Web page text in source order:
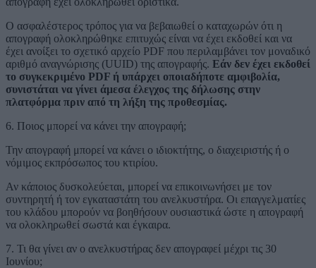
Ο ασφαλέστερος τρόπος για να βεβαιωθεί ο καταχωρών ότι η
απογραφή ολοκληρώθηκε επιτυχώς είναι να έχει εκδοθεί και να
έχει ανοίξει το σχετικό αρχείο PDF που περιλαμβάνει τον μοναδικό
αριθμό αναγνώρισης (UUID) της απογραφής. Εάν δεν έχει εκδοθεί
το συγκεκριμένο PDF ή υπάρχει οποιαδήποτε αμφιβολία,
συνιστάται να γίνει άμεσα έλεγχος της δήλωσης στην
πλατφόρμα πριν από τη λήξη της προθεσμίας.
6. Ποιος μπορεί να κάνει την απογραφή;
Την απογραφή μπορεί να κάνει ο ιδιοκτήτης, ο διαχειριστής ή ο
νόμιμος εκπρόσωπος του κτιρίου.
Αν κάποιος δυσκολεύεται, μπορεί να επικοινωνήσει με τον
συντηρητή ή τον εγκαταστάτη του ανελκυστήρα. Οι επαγγελματίες
του κλάδου μπορούν να βοηθήσουν ουσιαστικά ώστε η απογραφή
να ολοκληρωθεί σωστά και έγκαιρα.
7. Τι θα γίνει αν ο ανελκυστήρας δεν απογραφεί μέχρι τις 30
Ιουνίου;